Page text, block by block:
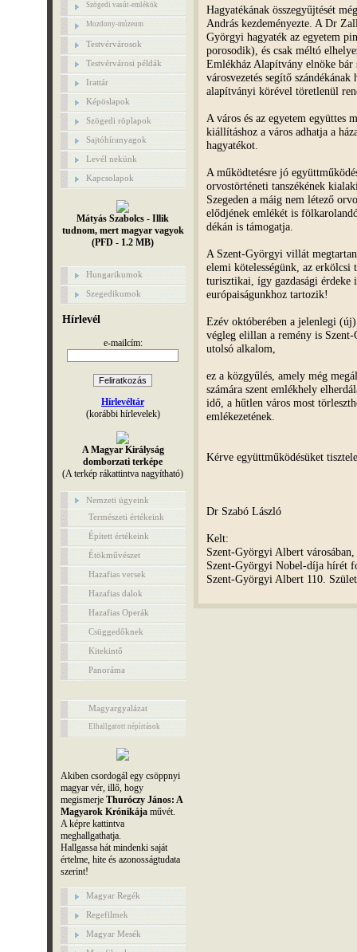
Szögedi vasút-emlékök
Mozdony-múzeum
Testvérvárosok
Testvérvárosi példák
Irattár
Képöslapok
Szögedi röplapok
Sajtóhíranyagok
Levél nekünk
Kapcsolapok
Mátyás Szabolcs - Illik
tudnom, mert magyar vagyok
(PFD - 1.2 MB)
Hungarikumok
Szegedikumok
Hírlevél
e-mailcím:
Hírlevéltár
(korábbi hírlevelek)
A Magyar Királyság
domborzati terképe
(A terkép rákattintva nagyítható)
Nemzeti ügyeink
Természeti értékeink
Épített értékeink
Étökművészet
Hazafias versek
Hazafias dalok
Hazafias Operák
Csüggedőknek
Kitekintő
Panoráma
Magyargyalázat
Elhallgatott népírtások
Akiben csordogál egy csöppnyi
magyar vér, illő, hogy
megismerje Thuróczy János: A
Magyarok Krónikájaművét.
A képre kattintva
meghallgathatja.
Hallgassa hát mindenki saját
értelme, hite és azonosságtudata
szerint!
Magyar Regék
Regefilmek
Magyar Mesék
Hagyatékának összegyűjtését
András kezdeményezte. A Dr
Györgyi hagyaték az egyetem
porosodik), és csak méltó
Emlékház Alapítvány elnöke bár
városvezetés segítő
alapítványi körével töretlenül
A város és az egyetem együttes
kiállításhoz a város adhatja a
hagyatékot.
A működtetésre jó
orvostörténeti tanszékének
Szegeden a máig nem létező
elődjének emlékét is
dékán is támogatja.
A Szent-Györgyi villát
elemi kötelességünk, az erkölcsi
turisztikai, így gazdasági érdeke
európaiságunkhoz tartozik!
Ezév októberében a jelenlegi
végleg elillan a remény is
utolsó alkalom,
ez a közgyűlés, amely még
számára szent emlékhely
idő, a hűtlen város most
emlékezetének.
Kérve együttműködésüket
Dr Szabó László
Kelt:
Szent-Györgyi Albert városában,
Szent-Györgyi Nobel-díja hírét
Szent-Györgyi Albert 110.